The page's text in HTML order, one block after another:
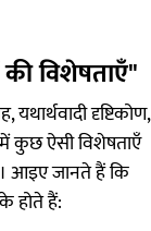
विशेषताएँ"
दृष्टिकोण,
कुछ ऐसी विशेषताएँ
आइए जानते हैं कि
होते हैं: